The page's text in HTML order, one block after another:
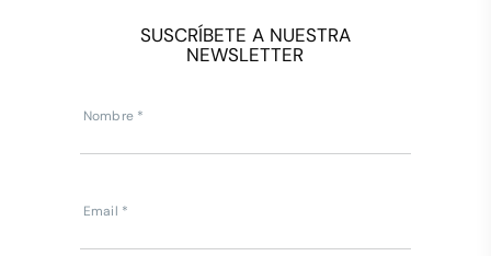
SUSCRÍBETE A NUESTRA
NEWSLETTER
Nombre *
Email *